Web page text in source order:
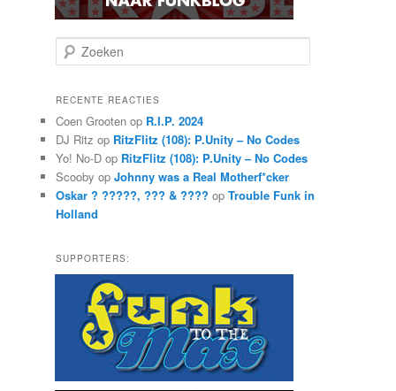
o
k
n
RECENTE REACTIES
Coen Grootenop R.I.P. 2024
DJ Ritz op RitzFlitz (108): P.Unity – No Codes
Yo! No-Dop RitzFlitz (108): P.Unity – No Codes
Scooby op Johnny was a Real Motherf*cker
Oskar ? ?????, ??? & ???? op Trouble Funk in
Holland
SUPPORTERS: